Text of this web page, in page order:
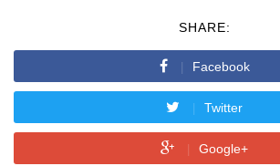
SHARE:
Facebook
Twitter
Google+